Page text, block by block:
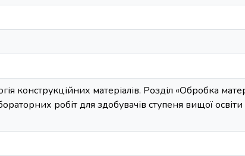
конструкційних матеріалів. Розділ «Обробка
робіт для здобувачів ступеня вищої освіти